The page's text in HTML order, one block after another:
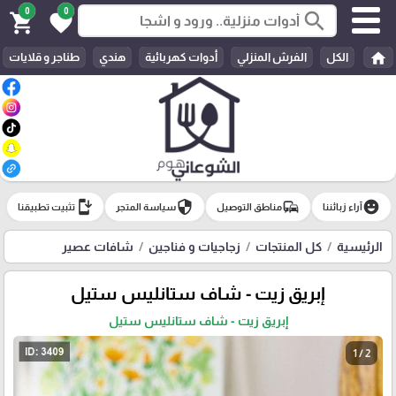
search
0
favorite
0
shopping_cart
home الكل الفرش المنزلي أدوات كهربائية هندي طناجر و قلايات
emoji_emotionsآراء زبائننا commuteمناطق التوصيل securityسياسة المتجر install_mobile تثبيت تطبيقنا
الرئيسية كل المنتجات زجاجيات و فناجين شافات عصير
إبريق زيت - شاف ستانليس ستيل
إبريق زيت - شاف ستانليس ستيل
1 / 2